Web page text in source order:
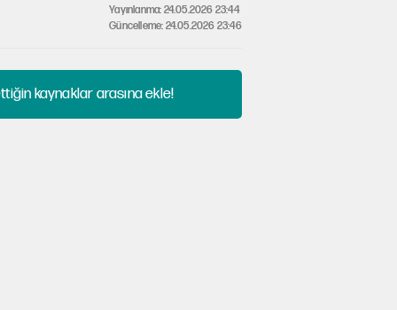
Yayınlanma: 24.05.2026 23:44
Güncelleme: 24.05.2026 23:46
kaynaklar arasına ekle!